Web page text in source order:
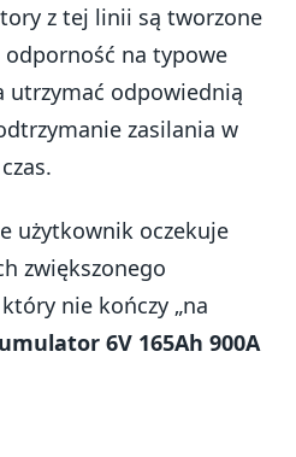
z tej linii są tworzone
na typowe
utrzymać odpowiednią
zasilania w
użytkownik oczekuje
zwiększonego
nie kończy „na
6V 165Ah 900A